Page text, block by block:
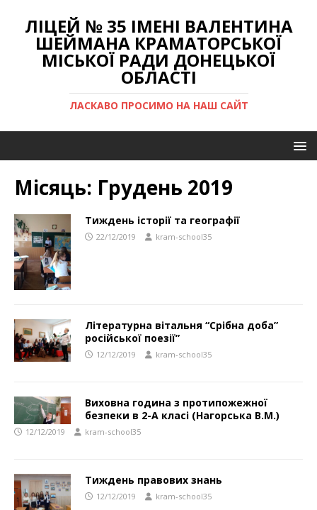
ЛІЦЕЙ № 35 ІМЕНІ ВАЛЕНТИНА
ШЕЙМАНА КРАМАТОРСЬКОЇ
МІСЬКОЇ РАДИ ДОНЕЦЬКОЇ
ОБЛАСТІ
ЛАСКАВО ПРОСИМО НА НАШ САЙТ
Місяць: Грудень 2019
Тиждень історії та географії
22/12/2019 kram-school35
Літературна вітальня “Срібна доба”
російської поезії”
12/12/2019 kram-school35
Виховна година з протипожежної
безпеки в 2-А класі (Нагорська В.М.)
12/12/2019 kram-school35
Тиждень правових знань
12/12/2019 kram-school35